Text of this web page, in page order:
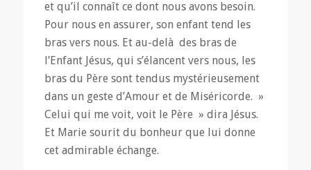
et qu’il connaît ce dont nous avons besoin.
Pour nous en assurer, son enfant tend les
bras vers nous. Et au-delà des bras de
l’Enfant Jésus, qui s’élancent vers nous, les
bras du Père sont tendus mystérieusement
dans un geste d’Amour et de Miséricorde. »
Celui qui me voit, voit le Père » dira Jésus.
Et Marie sourit du bonheur que lui donne
cet admirable échange.